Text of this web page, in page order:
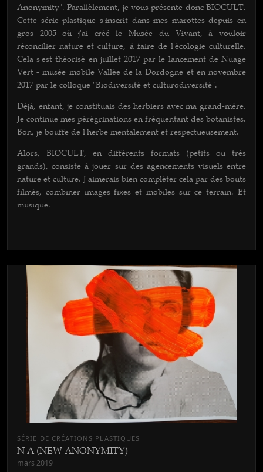
Anonymity". Parallèlement, je vous présente donc BIOCULT.
Cette série plastique s'inscrit dans mes marottes depuis en
gros 2005 où j'ai créé le Musée du Vivant, à vouloir
réconcilier nature et culture, à faire de l'écologie culturelle.
Cela s'est théorisé en juillet 2017 par le lancement de Nuage
Vert - musée mobile Vallée de la Dordogne et en novembre
2017 par le colloque "Biodiversité et culturodiversité".
Déjà, enfant, je constituais des herbiers avec ma grand-mère.
Je continue mes pérégrinations en fréquentant des botanistes.
Bon, je bouffe de l'herbe mentalement et respectueusement.
Alors, BIOCULT, en différents formats (petits ou très
grands), consiste à jouer sur des agencements visuels entre
nature et culture. J'aimerais bien compléter cela par des bouts
filmés, combiner images fixes et mobiles sur ce terrain. Et
musique.
SÉRIE DE CRÉATIONS PLASTIQUES
N A (NEW ANONYMITY)
mars 2019